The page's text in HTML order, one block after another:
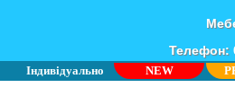
Телефон:
Індивідуально NEW